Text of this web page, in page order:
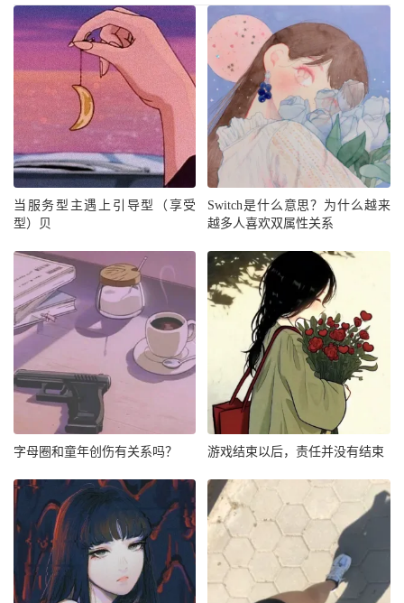
当服务型主遇上引导型（享受
型）贝
Switch是什么意思？为什么越来
越多人喜欢双属性关系
字母圈和童年创伤有关系吗？ 游戏结束以后，责任并没有结束